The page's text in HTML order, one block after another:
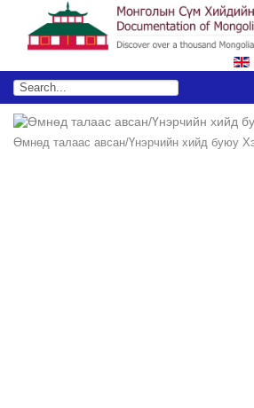
Өмнөд талаас авсан/Үнэрчийн хийд буюу